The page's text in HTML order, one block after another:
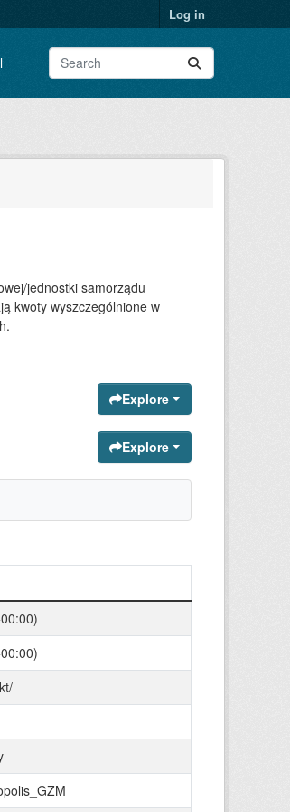
Log in
jednostki samorządu
kwoty wyszczególnione w
Explore
Explore